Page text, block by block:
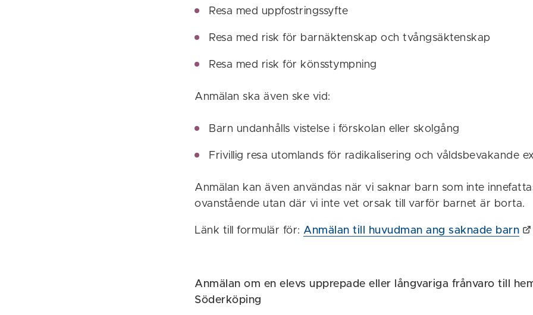
Resa med uppfostringssyfte
Resa med risk för barnäktenskap och tvångsäktenskap
Resa med risk för könsstympning
Anmälan ska även ske vid:
Barn undanhålls vistelse i förskolan eller skolgång
Frivillig resa utomlands för radikalisering och våldsbevakande
Anmälan kan även användas när vi saknar barn som inte
ovanstående utan där vi inte vet orsak till varför barnet är borta.
Länk till formulär för: Anmälan till huvudman ang saknade barn
Anmälan om en elevs upprepade eller långvariga frånvaro till
Söderköping